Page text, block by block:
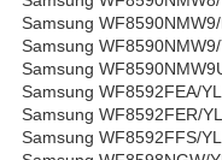
Samsung
Samsung
Samsung
Samsung WF8592FEA/
Samsung WF8592FER/
Samsung WF8592FFS/